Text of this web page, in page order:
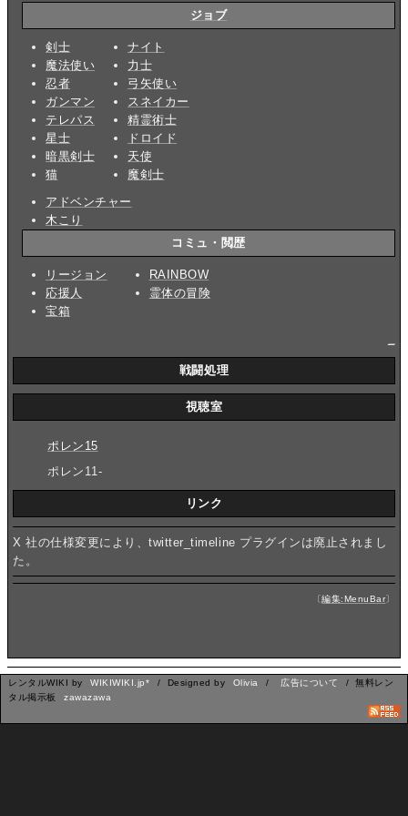
ジョブ
剣士
魔法使い
忍者
ガンマン
テレパス
星士
暗黒剣士
猫
ナイト
力士
弓矢使い
スネイカー
精霊術士
ドロイド
天使
魔剣士
アドベンチャー
木こり
コミュ・閲歴
リージョン
応援人
宝箱
RAINBOW
霊体の冒険
戦闘処理
視聴室
ポレン15
ポレン11-
リンク
X 社の仕様変更により、twitter_timeline プラグインは廃止されまし
た。
〔編集:MenuBar〕
レンタルWIKI by WIKIWIKI.jp* / Designed by Olivia / 広告について
/ 無料レン
タル掲示板
zawazawa